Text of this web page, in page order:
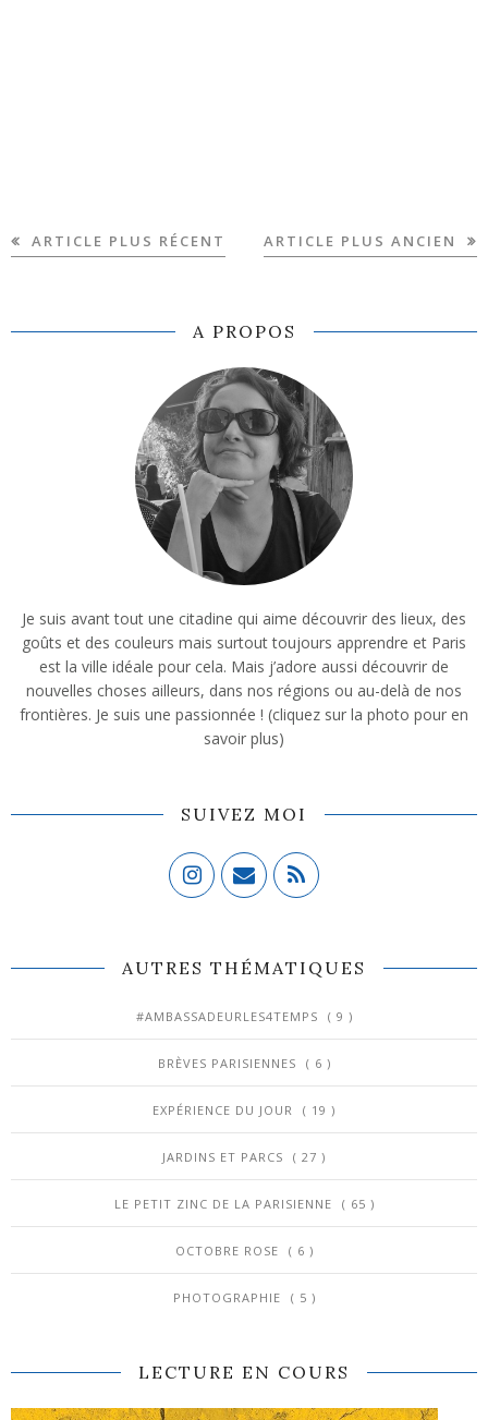
ARTICLE PLUS RÉCENT ARTICLE PLUS ANCIEN
A PROPOS
Je suis avant tout une citadine qui aime découvrir des lieux, des
goûts et des couleurs mais surtout toujours apprendre et Paris
est la ville idéale pour cela. Mais j’adore aussi découvrir de
nouvelles choses ailleurs, dans nos régions ou au-delà de nos
frontières. Je suis une passionnée ! (cliquez sur la photo pour en
savoir plus)
SUIVEZ MOI
AUTRES THÉMATIQUES
#AMBASSADEURLES4TEMPS ( 9 )
BRÈVES PARISIENNES ( 6 )
EXPÉRIENCE DU JOUR ( 19 )
JARDINS ET PARCS ( 27 )
LE PETIT ZINC DE LA PARISIENNE ( 65 )
OCTOBRE ROSE ( 6 )
PHOTOGRAPHIE ( 5 )
LECTURE EN COURS